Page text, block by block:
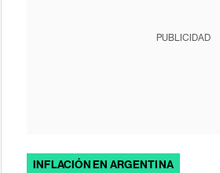
PUBLICIDAD
INFLACIÓN EN ARGENTINA